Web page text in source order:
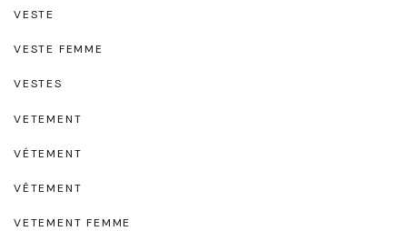
VESTE
VESTE FEMME
VESTES
VETEMENT
VÉTEMENT
VÊTEMENT
VETEMENT FEMME